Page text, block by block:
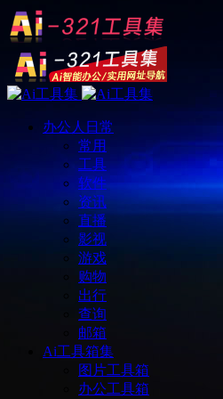
办公人日常
常用
工具
软件
资讯
直播
影视
游戏
购物
出行
查询
邮箱
Ai工具箱集
图片工具箱
办公工具箱